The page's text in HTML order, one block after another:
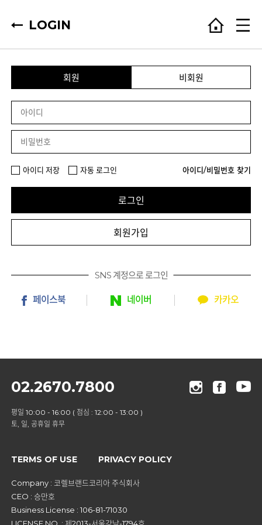
LOGIN
회원 비회원
아이디 저장 자동 로그인 아이디/비밀번호 찾기
로그인
회원가입
SNS 계정으로 로그인
페이스북 네이버 카카오
02.2670.7800
평일 10:00 - 16:00 ( 점심 : 12:00 - 13:00 )
토, 일, 공휴일 휴무
TERMS OF USE PRIVACY POLICY
Company : 코렐브랜드코리아 주식회사
CEO : 승만호
Business License : 106-81-71030